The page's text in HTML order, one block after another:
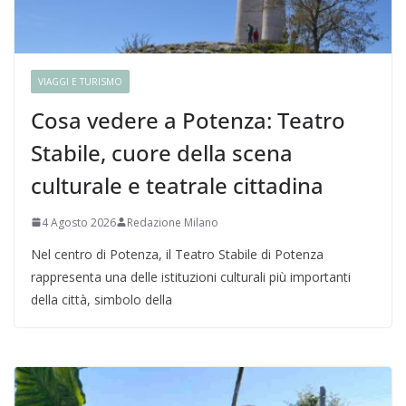
VIAGGI E TURISMO
Cosa vedere a Potenza: Teatro
Stabile, cuore della scena
culturale e teatrale cittadina
4 Agosto 2026 Redazione Milano
Nel centro di Potenza, il Teatro Stabile di Potenza
rappresenta una delle istituzioni culturali più importanti
della città, simbolo della